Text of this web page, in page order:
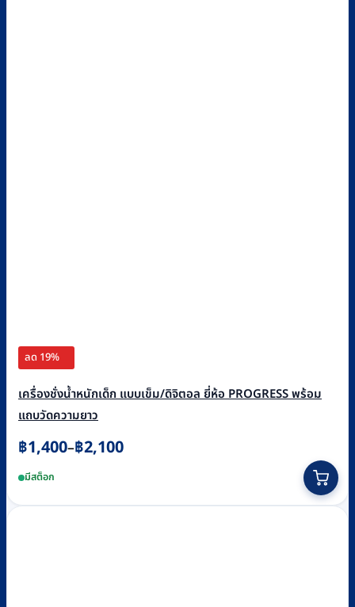
ลด 19%
เครื่องชั่งน้ำหนักเด็ก แบบเข็ม/ดิจิตอล ยี่ห้อ PROGRESS พร้อม
แถบวัดความยาว
฿1,400–฿2,100
Price
range:
฿1,400
through
฿2,100
มีสต็อก
product
has